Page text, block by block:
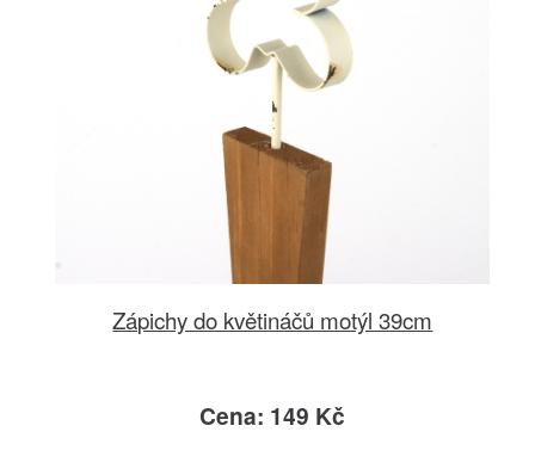
Zápichy do květináčů motýl 39cm
Cena: 149 Kč